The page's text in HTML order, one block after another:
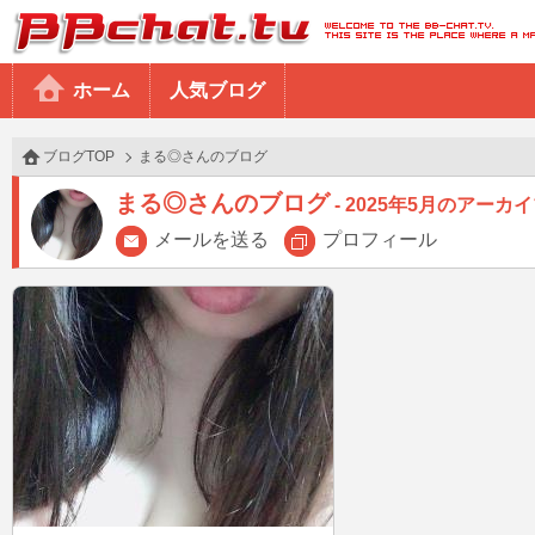
BBchatTV
ホーム 人気ブログ
ブログTOP まる◎さんのブログ
まる◎さんのブログ
2025年5月のアーカ
メールを送る
プロフィール